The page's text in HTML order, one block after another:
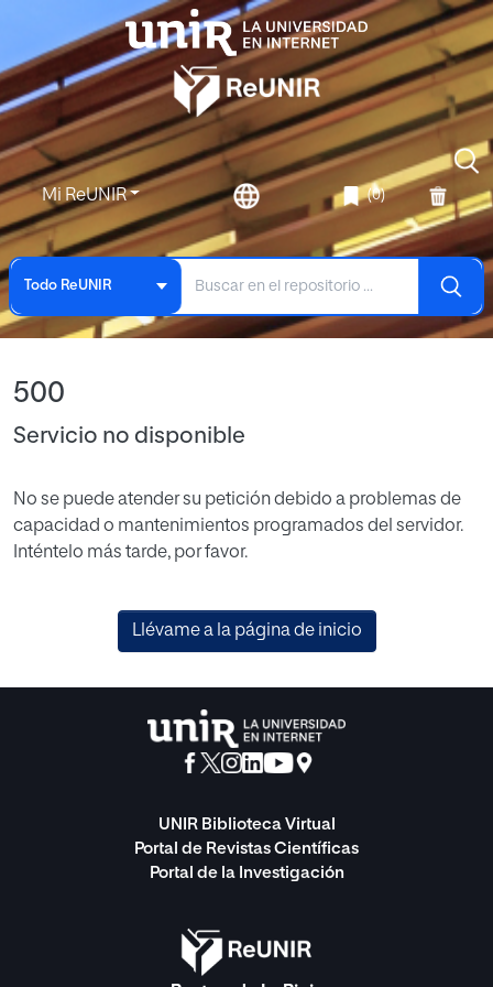
Mi ReUNIR (0)
Todo ReUNIR
500
Servicio no disponible
No se puede atender su petición debido a problemas de
capacidad o mantenimientos programados del servidor.
Inténtelo más tarde, por favor.
Llévame a la página de inicio
UNIR Biblioteca Virtual
Portal de Revistas Científicas
Portal de la Investigación